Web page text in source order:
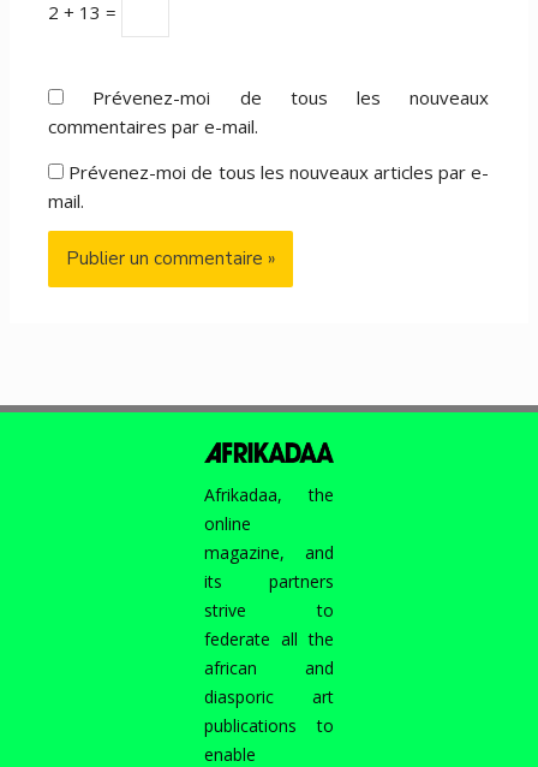
2 + 13 =
Prévenez-moi de tous les nouveaux
commentaires par e-mail.
Prévenez-moi de tous les nouveaux articles par e-
mail.
Afrikadaa, the
online
magazine, and
its partners
strive to
federate all the
african and
diasporic art
publications to
enable